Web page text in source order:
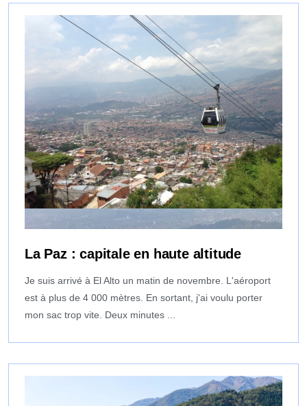
La Paz : capitale en haute altitude
Je suis arrivé à El Alto un matin de novembre. L'aéroport
est à plus de 4 000 mètres. En sortant, j'ai voulu porter
mon sac trop vite. Deux minutes ...